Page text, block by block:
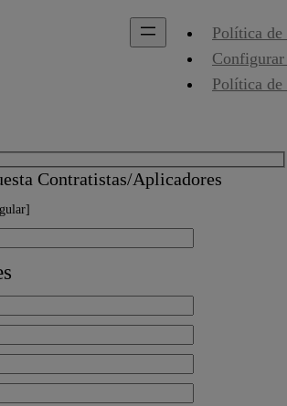
Política de
Política
Contratistas/Aplicadores